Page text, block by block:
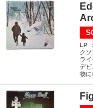
LP
ク
ラ
デビ
物に